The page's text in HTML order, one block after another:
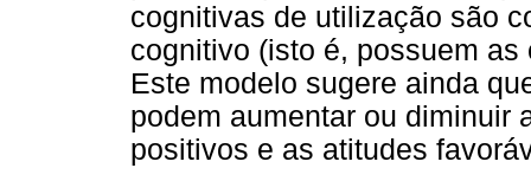
cognitivas de utilização são
cognitivo (isto é, possuem
Este modelo sugere ainda
podem aumentar ou diminuir
positivos e as atitudes